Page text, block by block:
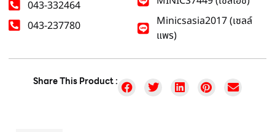
043-332464
043-237780
Minicsasia2017 (เซลล์
แพร)
Share This Product :